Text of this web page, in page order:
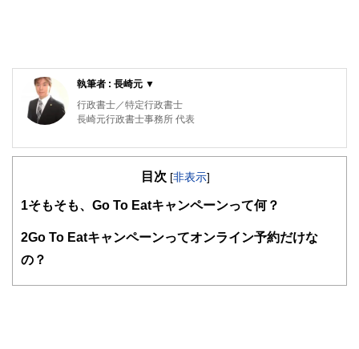
執筆者 : 長崎元 ▼
行政書士／特定行政書士
長崎元行政書士事務所 代表
学校を卒業後、IT企業に就職。約15年勤めた後、行政書士と
で、お客様にストレスのかからないサービスを提供してい
https://www.office-hnagasaki.com/
目次 [非表示]
1 そもそも、Go To Eatキャンペーンって何？
2Go To Eatキャンペーンってオンライン予約だけな
の？